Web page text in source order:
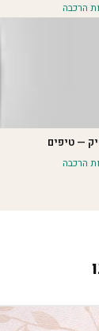
הרכבה
— טיפים
הרכבה